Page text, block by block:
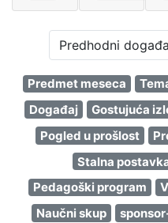
Predhodni
Predmet meseca
Događaj
Gostujuća
Pogled u prošlost
Stalna
Pedagoški program
Naučni skup